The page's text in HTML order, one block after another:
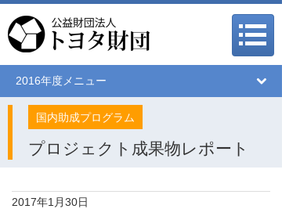
2016年度メニュー
国内助成プログラム
プロジェクト成果物レポート
2017年1月30日